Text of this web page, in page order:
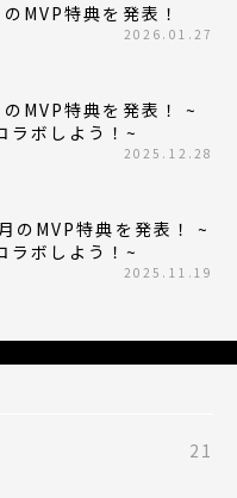
MVP特典を発表！
2026.01.27
MVP特典を発表！ ~
ラボしよう！~
2025.12.28
のMVP特典を発表！ ~
ラボしよう！~
2025.11.19
21